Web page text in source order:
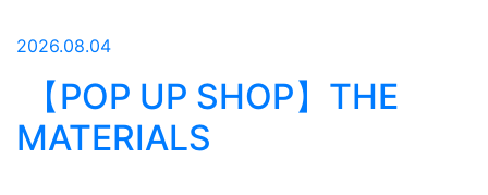
2026.08.04
【POP UP SHOP】THE
MATERIALS